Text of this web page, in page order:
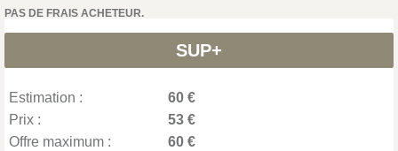
PAS DE FRAIS ACHETEUR.
SUP+
Estimation :
60 €
Prix :
53 €
Offre maximum :
60 €